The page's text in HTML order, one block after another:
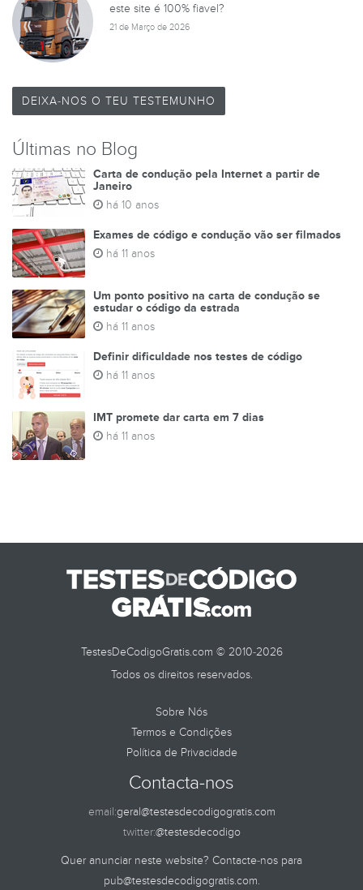
este site é 100% fiavel?
21 de Março de 2026
DEIXA-NOS O TEU TESTEMUNHO
Últimas no Blog
Carta de condução pela Internet a partir de
Janeiro
há 10 anos
Exames de código e condução vão ser filmados
há 11 anos
Um ponto positivo na carta de condução se
estudar o código da estrada
há 11 anos
Definir dificuldade nos testes de código
há 11 anos
IMT promete dar carta em 7 dias
há 11 anos
TestesDeCodigoGratis.com © 2010-2026
Todos os direitos reservados.
Sobre Nós
Termos e Condições
Política de Privacidade
Contacta-nos
email:geral@testesdecodigogratis.com
twitter:@testesdecodigo
Quer anunciar neste website? Contacte-nos para
pub@testesdecodigogratis.com.